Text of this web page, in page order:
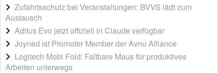
Zufahrtsschutz bei Veranstaltungen: BVVS lädt zum
Austausch
Aditus Evo jetzt offiziell in Claude verfügbar
Joyned ist Promoter Member der Avnu Alliance
Logitech Mobi Fold: Faltbare Maus für produktives
Arbeiten unterwegs